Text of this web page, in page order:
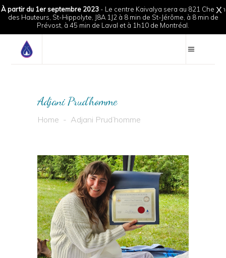
X
À partir du 1er septembre 2023- Le centre Kaivalya sera au 821 Chemin
des Hauteurs, St-Hippolyte, J8A 1J2 à 8 min de St-Jérôme, à 8 min de
Prévost, à 45 min de Laval et à 1h10 de Montréal.
Adjani Prud’homme
Home - Adjani Prud’homme